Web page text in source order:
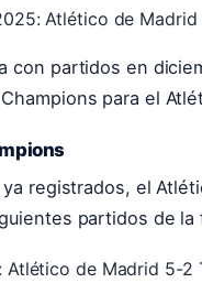
Atlético de
con partidos en
para el
registrados, el
partidos de la
Atlético de Madrid 5-